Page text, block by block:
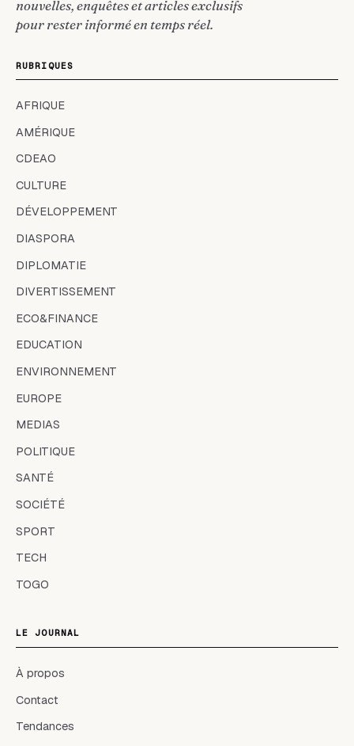
nouvelles, enquêtes et articles exclusifs
pour rester informé en temps réel.
RUBRIQUES
AFRIQUE
AMÉRIQUE
CDEAO
CULTURE
DÉVELOPPEMENT
DIASPORA
DIPLOMATIE
DIVERTISSEMENT
ECO&FINANCE
EDUCATION
ENVIRONNEMENT
EUROPE
MEDIAS
POLITIQUE
SANTÉ
SOCIÉTÉ
SPORT
TECH
TOGO
LE JOURNAL
À propos
Contact
Tendances